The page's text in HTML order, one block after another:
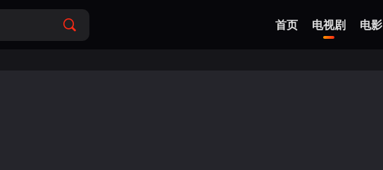
首页 电视剧 电影